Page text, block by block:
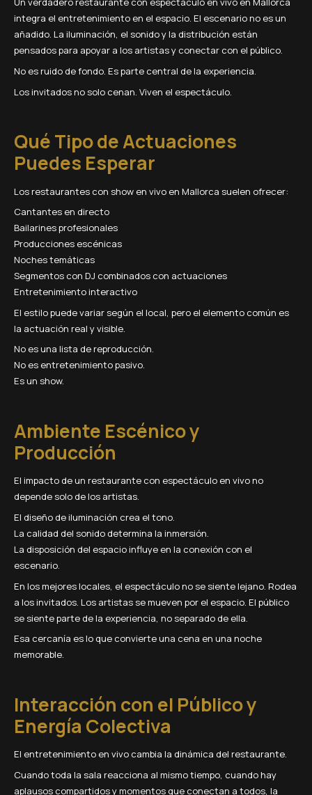
integra el entretenimiento en el espacio. El escenario no es un
añadido. La iluminación, el sonido y la distribución están
pensados para apoyar a los artistas y conectar con el público.
No es ruido de fondo. Es parte central de la experiencia.
Los invitados no solo cenan. Viven el espectáculo.
Qué Tipo de Actuaciones
Puedes Esperar
Los restaurantes con show en vivo en Mallorca suelen ofrecer:
Cantantes en directo
Bailarines profesionales
Producciones escénicas
Noches temáticas
Segmentos con DJ combinados con actuaciones
Entretenimiento interactivo
El estilo puede variar según el local, pero el elemento común es
la actuación real y visible.
No es una lista de reproducción.
No es entretenimiento pasivo.
Es un show.
Ambiente Escénico y
Producción
El impacto de un restaurante con espectáculo en vivo no
depende solo de los artistas.
El diseño de iluminación crea el tono.
La calidad del sonido determina la inmersión.
La disposición del espacio influye en la conexión con el
escenario.
En los mejores locales, el espectáculo no se siente lejano. Rodea
a los invitados. Los artistas se mueven por el espacio. El público
se siente parte de la experiencia, no separado de ella.
Esa cercanía es lo que convierte una cena en una noche
memorable.
Interacción con el Público y
Energía Colectiva
El entretenimiento en vivo cambia la dinámica del restaurante.
Cuando toda la sala reacciona al mismo tiempo, cuando hay
aplausos compartidos y momentos que conectan a todos, la